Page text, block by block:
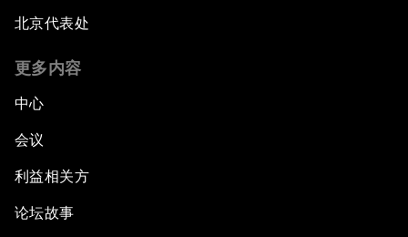
北京代表处
更多内容
中心
会议
利益相关方
论坛故事